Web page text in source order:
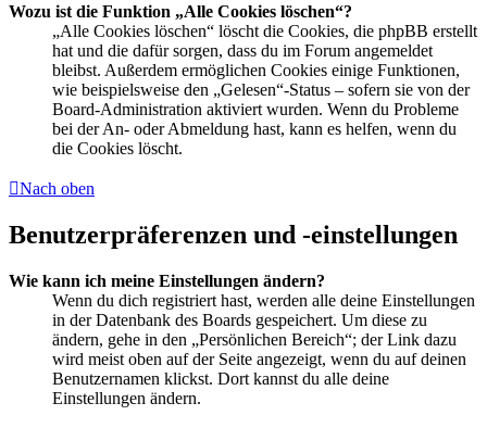
Wozu ist die Funktion „Alle Cookies löschen“?
„Alle Cookies löschen“ löscht die Cookies, die phpBB erstellt
hat und die dafür sorgen, dass du im Forum angemeldet
bleibst. Außerdem ermöglichen Cookies einige Funktionen,
wie beispielsweise den „Gelesen“-Status – sofern sie von der
Board-Administration aktiviert wurden. Wenn du Probleme
bei der An- oder Abmeldung hast, kann es helfen, wenn du
die Cookies löscht.
Nach oben
Benutzerpräferenzen und -einstellungen
Wie kann ich meine Einstellungen ändern?
Wenn du dich registriert hast, werden alle deine Einstellungen
in der Datenbank des Boards gespeichert. Um diese zu
ändern, gehe in den „Persönlichen Bereich“; der Link dazu
wird meist oben auf der Seite angezeigt, wenn du auf deinen
Benutzernamen klickst. Dort kannst du alle deine
Einstellungen ändern.